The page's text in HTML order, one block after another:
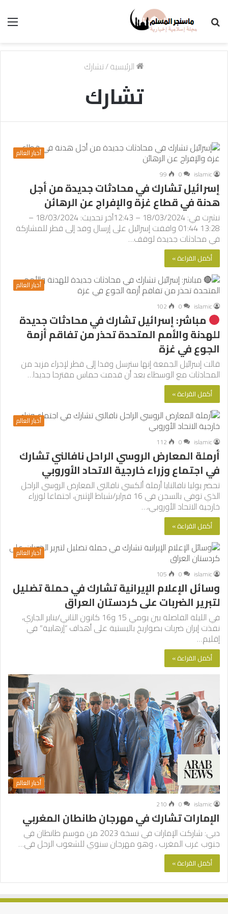
الرئيسية/تشارك
تشارك
أخبار العالم
islamic
0
99
إسرائيل تشارك في محادثات جديدة من أجل
هدنة في قطاع غزة والإفراج عن الرهائن
نشرت في: 18/03/2024 – 12:43آخر تحديث: 18/03/2024 –
13:28 01:44 وافقت إسرائيل على إرسال وفد إلى قطر للمشاركة
في محادثات جديدة لوقف…
أكمل القراءة »
أخبار العالم
islamic
0
102
مباشر: إسرائيل تشارك في محادثات جديدة
للهدنة والأمم المتحدة تحذر من تفاقم أزمة
الجوع في غزة
قالت إسرائيل الجمعة إنها سترسل وفدا إلى قطر لإجراء مزيد من
المحادثات مع الوسطاء بعد أن قدمت حماس مقترحا جديدا…
أكمل القراءة »
أخبار العالم
islamic
0
112
أرملة المعارض الروسي الراحل نافالني تشارك
في اجتماع وزراء خارجية الاتحاد الأوروبي
تحضر يوليا نافالنايا أرملة ألكسي نافالني المعارض الروسي الراحل
الذي توفي بالسجن في 16 فبراير/شباط الإثنين، اجتماعا لوزراء
خارجية الاتحاد الأوروبي،…
أكمل القراءة »
أخبار العالم
islamic
0
105
وسائل الإعلام الإيرانية تشارك في حملة تضليل
لتبرير الضربات على كردستان العراق
في الليلة الفاصلة بين يومي 15 و16 كانون الثاني/يناير الجاري،
نفذت إيران ضربات بصواريخ باليستية على أهداف “إرهابية” في
إقليم…
أكمل القراءة »
أخبار العالم
islamic
0
210
الإمارات تشارك في مهرجان طانطان المغربي
دبي: شاركت الإمارات في نسخة 2023 من موسم طانطان في
جنوب غرب المغرب ، وهو مهرجان سنوي للشعوب الرحل في…
أكمل القراءة »